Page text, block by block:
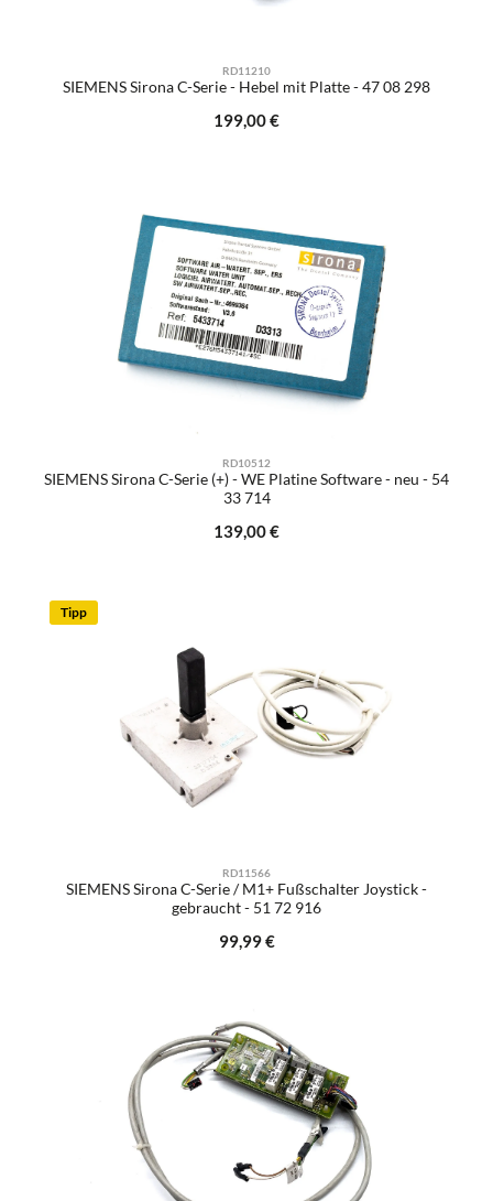
RD11210
SIEMENS Sirona C-Serie - Hebel mit Platte - 47 08 298
Regulärer Preis:
199,00 €
RD10512
SIEMENS Sirona C-Serie (+) - WE Platine Software - neu - 54
33 714
Regulärer Preis:
139,00 €
Tipp
RD11566
SIEMENS Sirona C-Serie / M1+ Fußschalter Joystick -
gebraucht - 51 72 916
Regulärer Preis:
99,99 €